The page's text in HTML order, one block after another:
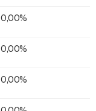
0,00%
0,00%
0,00%